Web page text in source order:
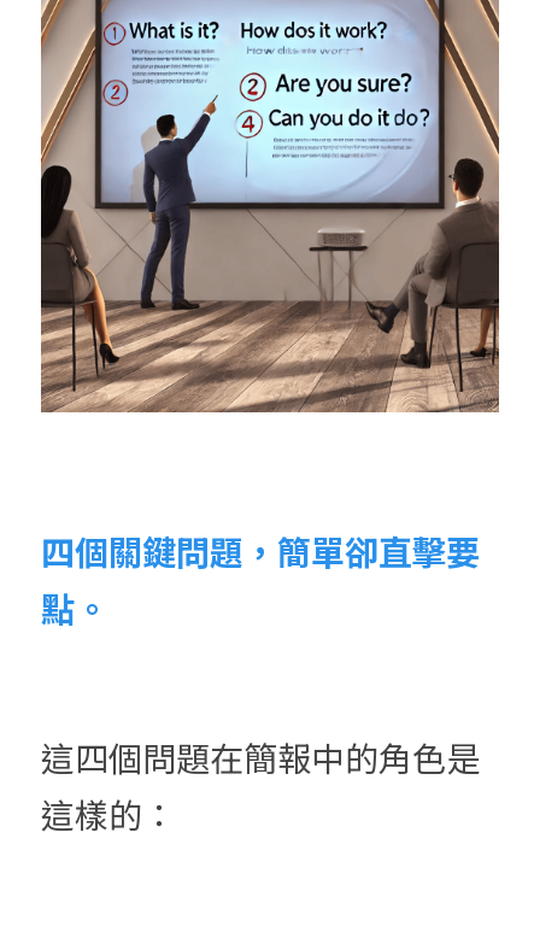
四個關鍵問題，簡單卻直擊要
點。
這四個問題在簡報中的角色是
這樣的：